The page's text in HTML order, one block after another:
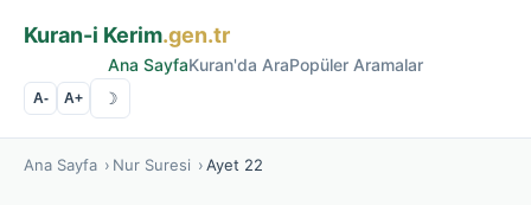
Kuran-i Kerim.gen.tr
Ana SayfaKuran'da AraPopüler Aramalar
A- A+ ☽
Ana Sayfa › Nur Suresi ›Ayet 22